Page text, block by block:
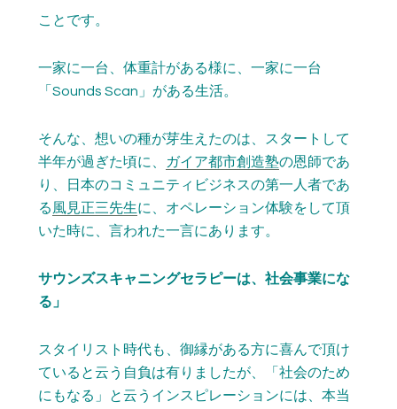
ことです。
一家に一台、体重計がある様に、一家に一台
「Sounds Scan」がある生活。
そんな、想いの種が芽生えたのは、スタートして
半年が過ぎた頃に、 ガイア都市創造塾の恩師であ
り、日本のコミュニティビジネスの第一人者であ
る 風見正三先生に、オペレーション体験をして頂
いた時に、言われた一言にあります。
サウンズスキャニングセラピーは、社会事業にな
る」
スタイリスト時代も、御縁がある方に喜んで頂け
ていると云う自負は有りましたが、「社会のため
にもなる」と云うインスピレーションには、本当